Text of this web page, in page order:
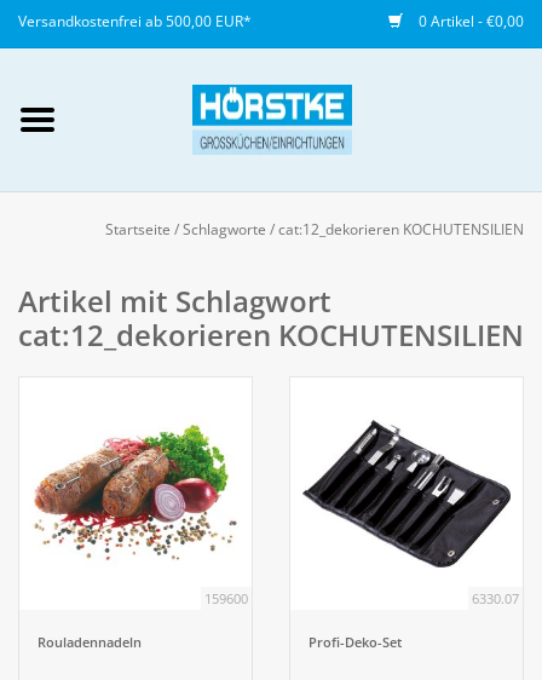
Versandkostenfrei ab 500,00 EUR* 0 Artikel - €0,00
anlegen
NEU
Buffet
Fingerfood
Startseite /Schlagworte /cat:12_dekorieren KOCHUTENSILIEN
Artikel mit Schlagwort
cat:12_dekorieren KOCHUTENSILIEN
159600
Rouladennadeln
6330.07
Profi-Deko-Set